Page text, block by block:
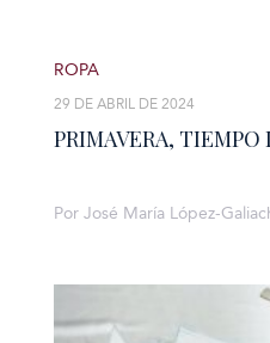
PRIMAVERA, TIEMPO
29 DE ABRIL DE 2024
ROPA
Por José María López-